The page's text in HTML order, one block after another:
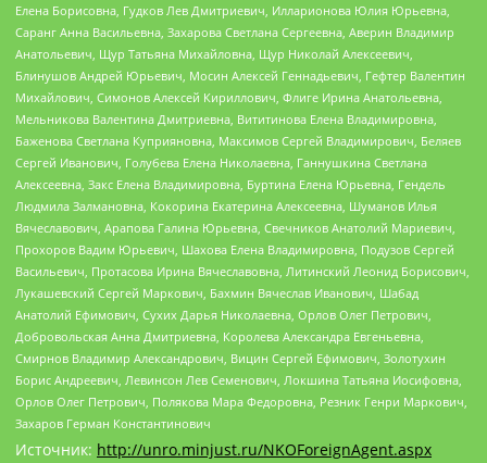
Елена Борисовна, Гудков Лев Дмитриевич, Илларионова Юлия Юрьевна,
Саранг Анна Васильевна, Захарова Светлана Сергеевна, Аверин Владимир
Анатольевич, Щур Татьяна Михайловна, Щур Николай Алексеевич,
Блинушов Андрей Юрьевич, Мосин Алексей Геннадьевич, Гефтер Валентин
Михайлович, Симонов Алексей Кириллович, Флиге Ирина Анатольевна,
Мельникова Валентина Дмитриевна, Вититинова Елена Владимировна,
Баженова Светлана Куприяновна, Максимов Сергей Владимирович, Беляев
Сергей Иванович, Голубева Елена Николаевна, Ганнушкина Светлана
Алексеевна, Закс Елена Владимировна, Буртина Елена Юрьевна, Гендель
Людмила Залмановна, Кокорина Екатерина Алексеевна, Шуманов Илья
Вячеславович, Арапова Галина Юрьевна, Свечников Анатолий Мариевич,
Прохоров Вадим Юрьевич, Шахова Елена Владимировна, Подузов Сергей
Васильевич, Протасова Ирина Вячеславовна, Литинский Леонид Борисович,
Лукашевский Сергей Маркович, Бахмин Вячеслав Иванович, Шабад
Анатолий Ефимович, Сухих Дарья Николаевна, Орлов Олег Петрович,
Добровольская Анна Дмитриевна, Королева Александра Евгеньевна,
Смирнов Владимир Александрович, Вицин Сергей Ефимович, Золотухин
Борис Андреевич, Левинсон Лев Семенович, Локшина Татьяна Иосифовна,
Орлов Олег Петрович, Полякова Мара Федоровна, Резник Генри Маркович,
Захаров Герман Константинович
Источник: http://unro.minjust.ru/NKOForeignAgent.aspx